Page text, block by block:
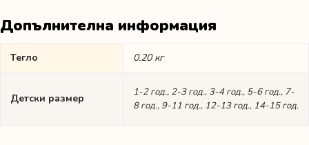
Допълнителна информация
Тегло 0.20 кг
Детски размер
1-2 год., 2-3 год., 3-4 год., 5-6 год., 7-
8 год., 9-11 год., 12-13 год., 14-15 год.